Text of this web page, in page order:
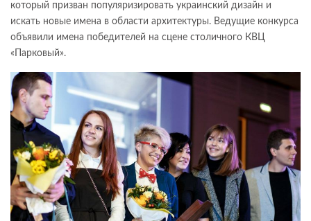
который призван популяризировать украинский дизайн и
искать новые имена в области архитектуры. Ведущие конкурса
объявили имена победителей на сцене столичного КВЦ
«Парковый».